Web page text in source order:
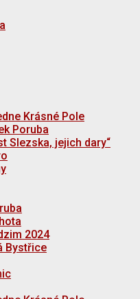
Krásné Pole
Poruba
Slezska, jejich dary“
2024
Bystřice